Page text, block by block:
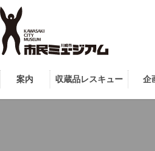
案内 収蔵品レスキュー 企